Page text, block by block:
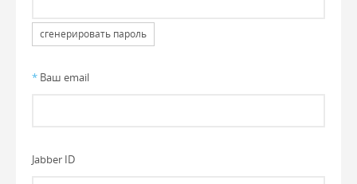
сгенерировать пароль
* Ваш email
Jabber ID